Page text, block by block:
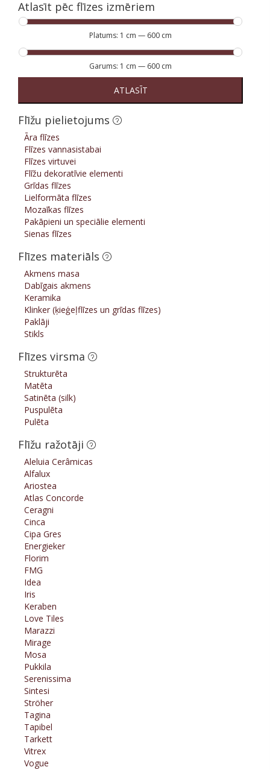
Atlasīt pēc flīzes izmēriem
Platums: 1 cm — 600 cm
Garums: 1 cm — 600 cm
ATLASĪT
Flīžu pielietojums
Āra flīzes
Flīzes vannasistabai
Flīzes virtuvei
Flīžu dekoratīvie elementi
Grīdas flīzes
Lielformāta flīzes
Mozaīkas flīzes
Pakāpieni un speciālie elementi
Sienas flīzes
Flīzes materiāls
Akmens masa
Dabīgais akmens
Keramika
Klinker (ķieģeļflīzes un grīdas flīzes)
Paklāji
Stikls
Flīzes virsma
Strukturēta
Matēta
Satinēta (silk)
Puspulēta
Pulēta
Flīžu ražotāji
Aleluia Cerâmicas
Alfalux
Ariostea
Atlas Concorde
Ceragni
Cinca
Cipa Gres
Energieker
Florim
FMG
Idea
Iris
Keraben
Love Tiles
Marazzi
Mirage
Mosa
Pukkila
Serenissima
Sintesi
Ströher
Tagina
Tapibel
Tarkett
Vitrex
Vogue